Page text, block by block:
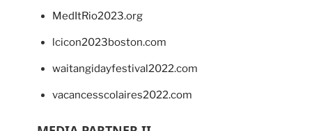
MedItRio2023.org
lcicon2023boston.com
waitangidayfestival2022.com
vacancesscolaires2022.com